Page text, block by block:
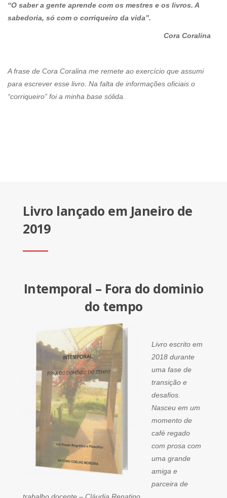
“O saber a gente aprende com os mestres e os livros. A
sabedoria, só com o corriqueiro da vida”.
Cora Coralina
A frase de Cora Coralina me remete ao exercício que assumi
para escrever esse livro. Na falta de informações oficiais o
“corriqueiro” foi a minha base sólida.
Livro lançado em Janeiro de
2019
Intemporal – Fora do dominio
do tempo
Livro escrito em
2018 durante
uma fase de
transição e
desafios.
Nasceu em um
momento de
café regado
com prosa com
uma grande
amiga e
parceira de